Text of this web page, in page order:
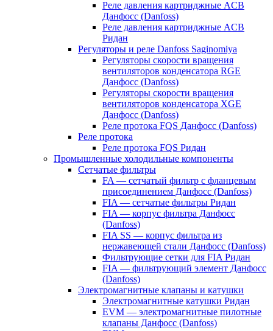
Реле давления картриджные ACB
Данфосс (Danfoss)
Реле давления картриджные ACB
Ридан
Регуляторы и реле Danfoss Saginomiya
Регуляторы скорости вращения
вентиляторов конденсатора RGE
Данфосс (Danfoss)
Регуляторы скорости вращения
вентиляторов конденсатора XGE
Данфосс (Danfoss)
Реле протока FQS Данфосс (Danfoss)
Реле протока
Реле протока FQS Ридан
Промышленные холодильные компоненты
Сетчатые фильтры
FA — сетчатый фильтр с фланцевым
присоединением Данфосс (Danfoss)
FIA — сетчатые фильтры Ридан
FIA — корпус фильтра Данфосс
(Danfoss)
FIA SS — корпус фильтра из
нержавеющей стали Данфосс (Danfoss)
Фильтрующие сетки для FIA Ридан
FIA — фильтрующий элемент Данфосс
(Danfoss)
Электромагнитные клапаны и катушки
Электромагнитные катушки Ридан
EVM — электромагнитные пилотные
клапаны Данфосс (Danfoss)